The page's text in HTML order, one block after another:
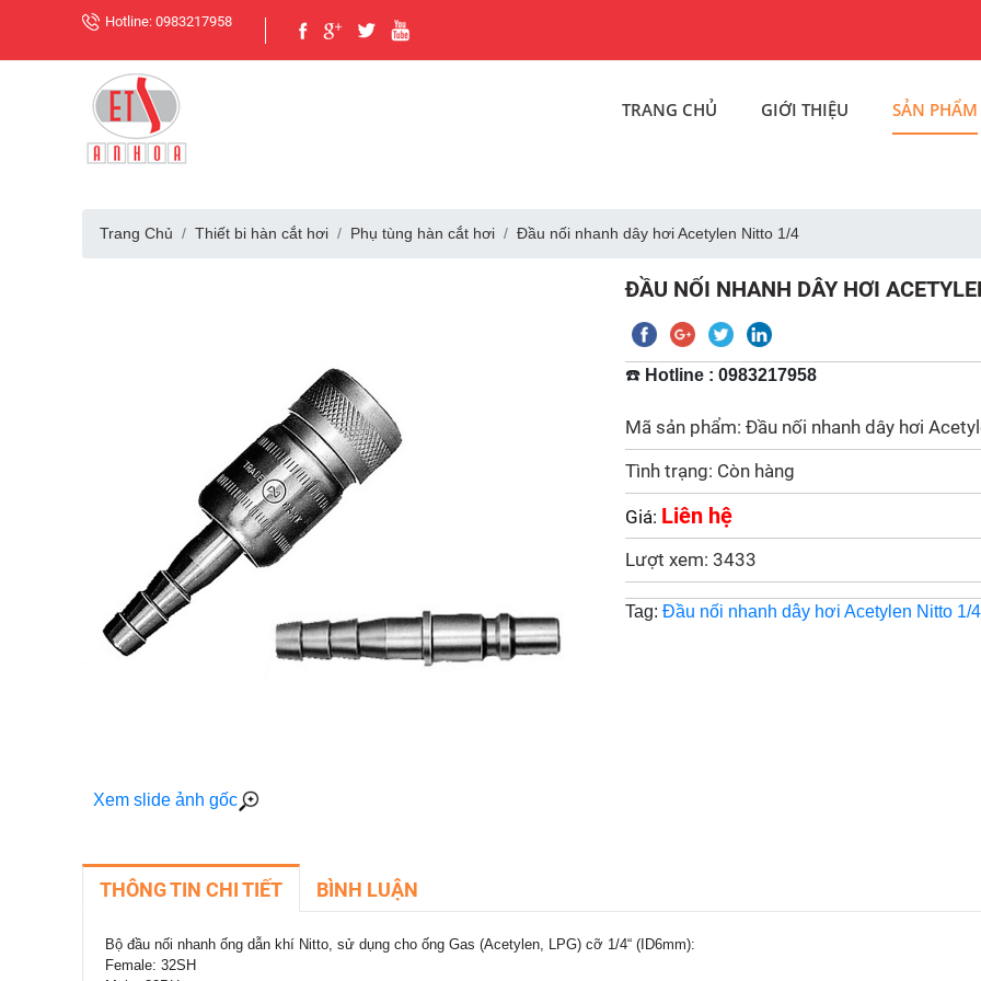
Hotline: 0983217958
TRANG CHỦ GIỚI THIỆU SẢN PHẨM
Trang Chủ Thiết bi hàn cắt hơi Phụ tùng hàn cắt hơi Đầu nối nhanh dây hơi Acetylen Nitto 1/4
Xem slide ảnh gốc
ĐẦU NỐI NHANH DÂY HƠI
☎️ Hotline : 0983217958
Mã sản phẩm: Đầu nối nhanh dây hơi
Tình trạng: Còn hàng
Giá: Liên hệ
Lượt xem: 3433
Tag: Đầu nối nhanh dây hơi Acetylen Nitto 1/
THÔNG TIN CHI TIẾT BÌNH LUẬN
Bộ đầu nối nhanh ống dẫn khí Nitto, sử dụng cho ống Gas (Acetylen, LPG) cỡ 1/4“ (ID6mm):
Female: 32SH